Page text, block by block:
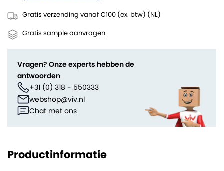
Gratis verzending vanaf €100 (ex. btw) (NL)
Gratis sampleaanvragen
Vragen? Onze experts hebben de
antwoorden
+31 (0) 318 - 550333
webshop@viv.nl
Chat met ons
Productinformatie